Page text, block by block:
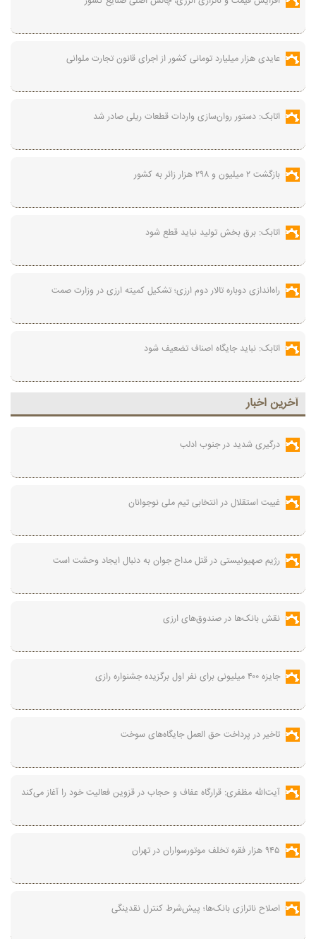
عایدی هزار میلیارد تومانی کشور از اجرای قانون تجارت ملوانی
اتابک: دستور روان‌سازی واردات قطعات ریلی صادر شد
بازگشت ۲ میلیون و ۲۹۸ هزار زائر به کشور
اتابک: برق بخش تولید نباید قطع شود
راه‌اندازی دوباره تالار دوم ارزی؛ تشکیل کمیته ارزی در وزارت صمت
اتابک: نباید جایگاه اصناف تضعیف شود
آخرين اخبار
درگیری شدید در جنوب ادلب
غیبت استقلال در انتخابی تیم ملی نوجوانان
رژیم صهیونیستی در قتل مداح جوان به دنبال ایجاد وحشت است
نقش بانک‌ها در صندوق‌های ارزی
جایزه ۴۰۰ میلیونی برای نفر اول برگزیده جشنواره رازی
تاخیر در پرداخت حق العمل جایگاه‌های سوخت
آیت‌الله مظفری: قرارگاه عفاف و حجاب در قزوین فعالیت خود را آغاز می‌کند
۹۴۵ هزار فقره تخلف موتورسواران در تهران
اصلاح ناترازی بانک‌ها؛ پیش‌شرط کنترل نقدینگی